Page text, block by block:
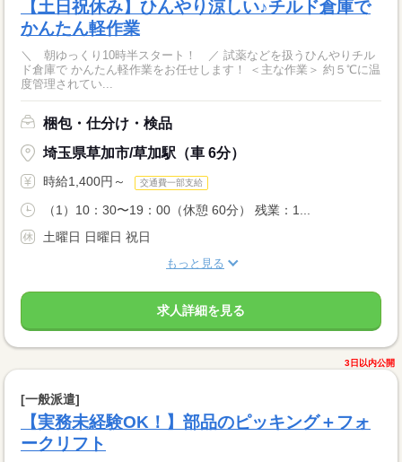
【土日祝休み】ひんやり涼しい♪チルド倉庫で
かんたん軽作業
＼ 朝ゆっくり10時半スタート！ ／ 試薬などを扱うひんやりチル
ド倉庫で かんたん軽作業をお任せします！ ＜主な作業＞ 約５℃に温
度管理されてい...
梱包・仕分け・検品
埼玉県草加市/草加駅（車 6分）
時給1,400円～ 交通費一部支給
（1）10：30〜19：00（休憩 60分） 残業：1...
土曜日 日曜日 祝日
もっと見る
求人詳細を見る
3日以内公開
[一般派遣]
【実務未経験OK！】部品のピッキング＋フォ
ークリフト